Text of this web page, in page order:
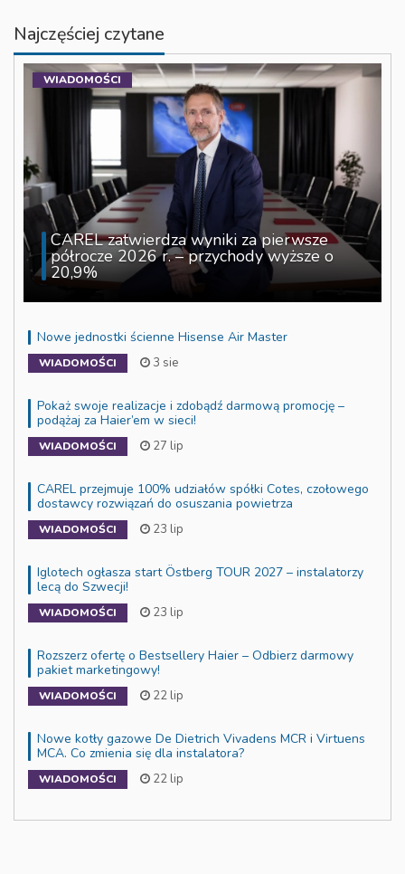
Najczęściej czytane
CAREL zatwierdza wyniki za pierwsze
półrocze 2026 r. – przychody wyższe o
20,9%
WIADOMOŚCI
Nowe jednostki ścienne Hisense Air Master
WIADOMOŚCI 3 sie
Pokaż swoje realizacje i zdobądź darmową promocję –
podążaj za Haier’em w sieci!
WIADOMOŚCI 27 lip
CAREL przejmuje 100% udziałów spółki Cotes, czołowego
dostawcy rozwiązań do osuszania powietrza
WIADOMOŚCI 23 lip
Iglotech ogłasza start Östberg TOUR 2027 – instalatorzy
lecą do Szwecji!
WIADOMOŚCI 23 lip
Rozszerz ofertę o Bestsellery Haier – Odbierz darmowy
pakiet marketingowy!
WIADOMOŚCI 22 lip
Nowe kotły gazowe De Dietrich Vivadens MCR i Virtuens
MCA. Co zmienia się dla instalatora?
WIADOMOŚCI 22 lip